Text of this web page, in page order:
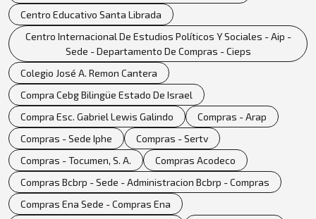
Centro Educativo Santa Librada
Centro Internacional De Estudios Políticos Y Sociales - Aip -
Sede - Departamento De Compras - Cieps
Colegio José A. Remon Cantera
Compra Cebg Bilingüe Estado De Israel
Compra Esc. Gabriel Lewis Galindo
Compras - Arap
Compras - Sede Iphe
Compras - Sertv
Compras - Tocumen, S. A.
Compras Acodeco
Compras Bcbrp - Sede - Administracion Bcbrp - Compras
Compras Ena Sede - Compras Ena